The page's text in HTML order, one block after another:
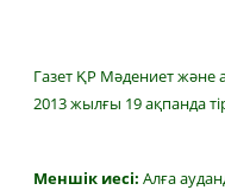
Газет ҚР Мәдениет және
2013 жылғы 19 ақпанда
Меншік иесі: Алға